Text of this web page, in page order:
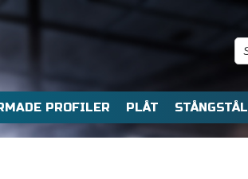
PROFILER PLÅT STÅNGSTÅL